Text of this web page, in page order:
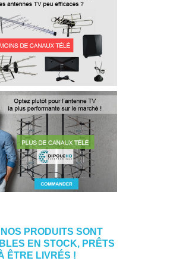
PRODUITS SONT
EN STOCK, PRÊTS
ÊTRE LIVRÉS !